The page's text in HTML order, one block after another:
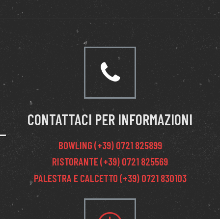
CONTATTACI PER INFORMAZIONI
BOWLING (+39) 0721 825899
RISTORANTE (+39) 0721 825569
PALESTRA E CALCETTO (+39) 0721 830103